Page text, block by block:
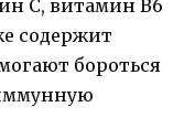
С, витамин В6
содержит
бороться